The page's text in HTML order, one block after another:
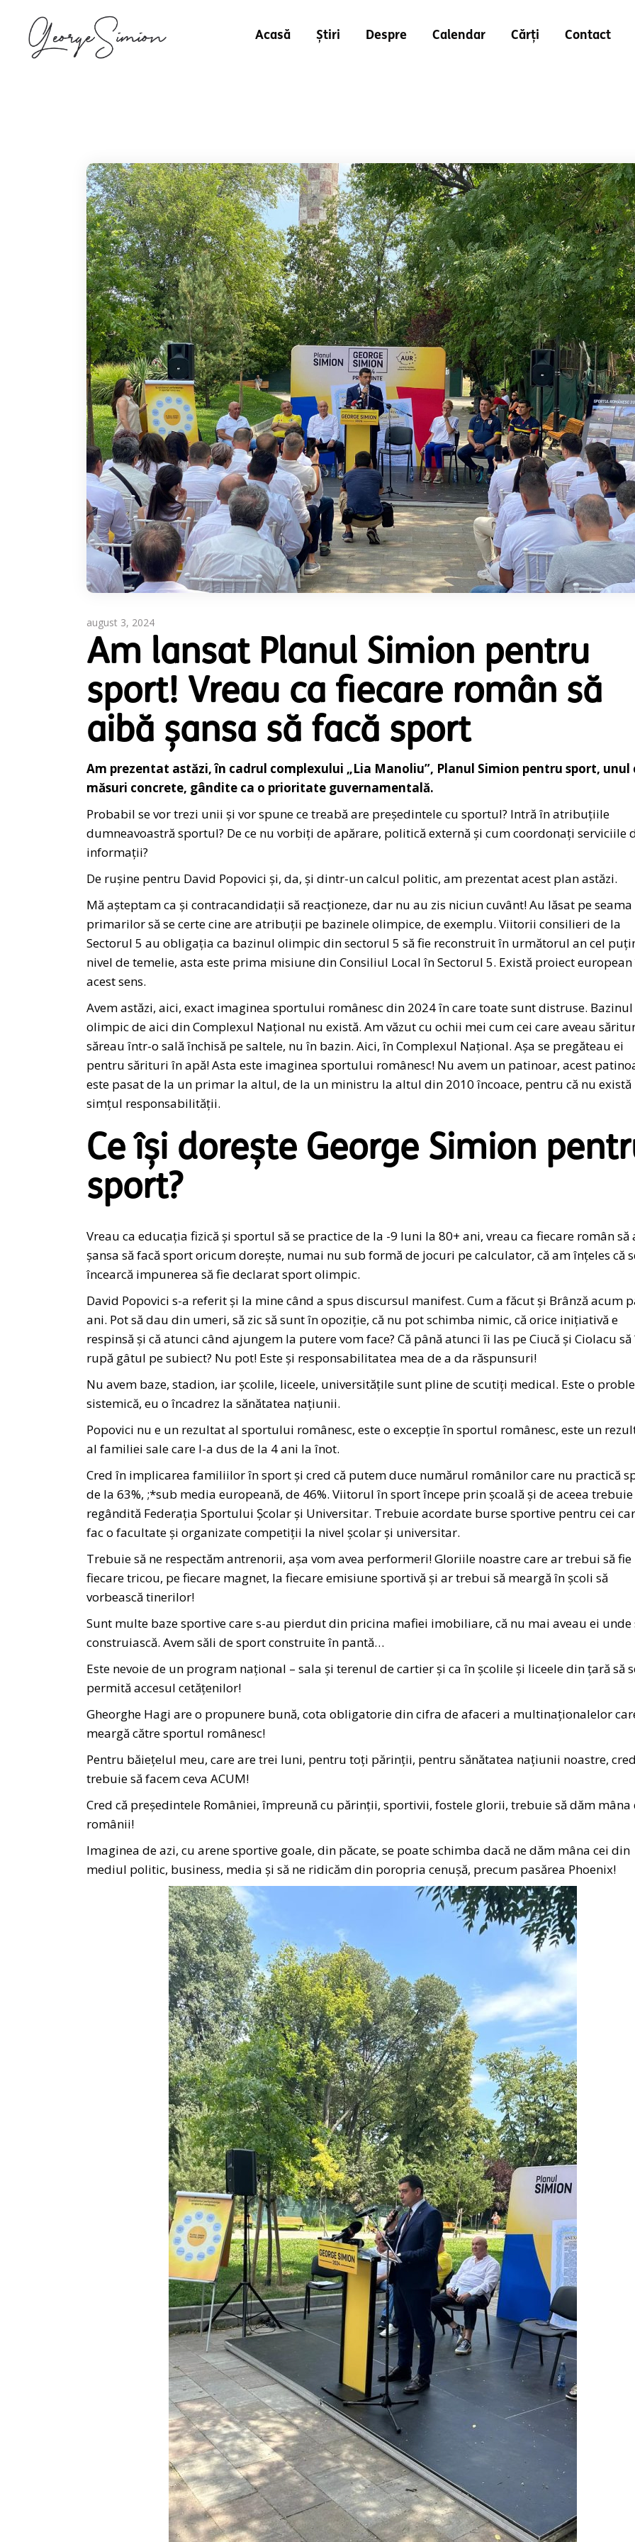
Acasă Știri Despre Calendar Cărți Contact
august 3, 2024
Am lansat Planul Simion pentru
sport! Vreau ca fiecare român să
aibă șansa să facă sport
Am prezentat astăzi, în cadrul complexului „Lia Manoliu”, Planul Simion pentru sport, unul
măsuri concrete, gândite ca o prioritate guvernamentală.
Probabil se vor trezi unii și vor spune ce treabă are președintele cu sportul? Intră în atribuțiile
dumneavoastră sportul? De ce nu vorbiți de apărare, politică externă și cum coordonați serviciile
informații?
De rușine pentru David Popovici și, da, și dintr-un calcul politic, am prezentat acest plan astăzi.
Mă așteptam ca și contracandidații să reacționeze, dar nu au zis niciun cuvânt! Au lăsat pe seama
primarilor să se certe cine are atribuții pe bazinele olimpice, de exemplu. Viitorii consilieri de la
Sectorul 5 au obligația ca bazinul olimpic din sectorul 5 să fie reconstruit în următorul an cel
nivel de temelie, asta este prima misiune din Consiliul Local în Sectorul 5. Există proiect
acest sens.
Avem astăzi, aici, exact imaginea sportului românesc din 2024 în care toate sunt distruse. Bazinul
olimpic de aici din Complexul Național nu există. Am văzut cu ochii mei cum cei care aveau
săreau într-o sală închisă pe saltele, nu în bazin. Aici, în Complexul Național. Așa se pregăteau ei
pentru sărituri în apă! Asta este imaginea sportului românesc! Nu avem un patinoar, acest
este pasat de la un primar la altul, de la un ministru la altul din 2010 încoace, pentru că nu există
simțul responsabilității.
Ce își dorește George Simion
sport?
Vreau ca educația fizică și sportul să se practice de la -9 luni la 80+ ani, vreau ca fiecare român să
șansa să facă sport oricum dorește, numai nu sub formă de jocuri pe calculator, că am înțeles că
încearcă impunerea să fie declarat sport olimpic.
David Popovici s-a referit și la mine când a spus discursul manifest. Cum a făcut și Brânză acum
ani. Pot să dau din umeri, să zic să sunt în opoziție, că nu pot schimba nimic, că orice inițiativă e
respinsă și că atunci când ajungem la putere vom face? Că până atunci îi las pe Ciucă și Ciolacu să
rupă gâtul pe subiect? Nu pot! Este și responsabilitatea mea de a da răspunsuri!
Nu avem baze, stadion, iar școlile, liceele, universitățile sunt pline de scutiți medical. Este o
sistemică, eu o încadrez la sănătatea națiunii.
Popovici nu e un rezultat al sportului românesc, este o excepție în sportul românesc, este un
al familiei sale care l-a dus de la 4 ani la înot.
Cred în implicarea familiilor în sport și cred că putem duce numărul românilor care nu practică
de la 63%, ;*sub media europeană, de 46%. Viitorul în sport începe prin școală și de aceea trebuie
regândită Federația Sportului Școlar și Universitar. Trebuie acordate burse sportive pentru cei
fac o facultate și organizate competiții la nivel școlar și universitar.
Trebuie să ne respectăm antrenorii, așa vom avea performeri! Gloriile noastre care ar trebui să fie
fiecare tricou, pe fiecare magnet, la fiecare emisiune sportivă și ar trebui să meargă în școli să
vorbească tinerilor!
Sunt multe baze sportive care s-au pierdut din pricina mafiei imobiliare, că nu mai aveau ei unde
construiască. Avem săli de sport construite în pantă…
Este nevoie de un program național – sala și terenul de cartier și ca în școlile și liceele din țară să
permită accesul cetățenilor!
Gheorghe Hagi are o propunere bună, cota obligatorie din cifra de afaceri a multinaționalelor
meargă către sportul românesc!
Pentru băiețelul meu, care are trei luni, pentru toți părinții, pentru sănătatea națiunii noastre,
trebuie să facem ceva ACUM!
Cred că președintele României, împreună cu părinții, sportivii, fostele glorii, trebuie să dăm mâna
românii!
Imaginea de azi, cu arene sportive goale, din păcate, se poate schimba dacă ne dăm mâna cei din
mediul politic, business, media și să ne ridicăm din poropria cenușă, precum pasărea Phoenix!